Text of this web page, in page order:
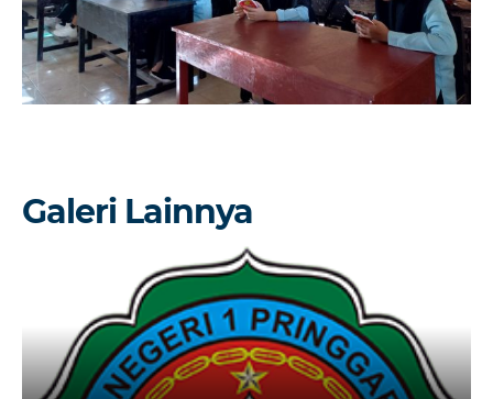
Galeri Lainnya